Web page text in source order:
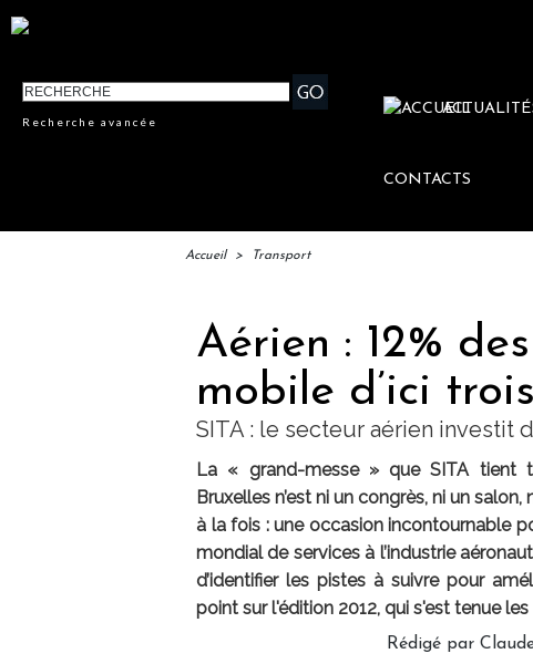
Recherche avancée
CONTACTS
Accueil > Transport
Aérien : 12%
mobile d’ici
SITA : le secteur aérien investit
La « grand-messe » que SITA tient
Bruxelles n’est ni un congrès, ni un
à la fois : une occasion incontournable
mondial de services à l’industrie
d’identifier les pistes à suivre pour
point sur l'édition 2012, qui s'est tenue les
Rédigé par